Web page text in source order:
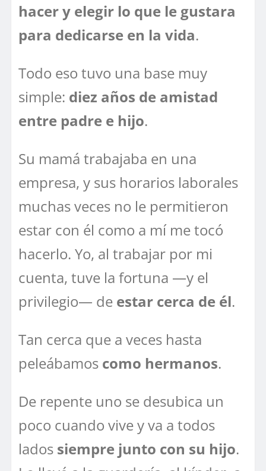
hacer y elegir lo que le gustara
para dedicarse en la vida.
Todo eso tuvo una base muy
simple: diez años de amistad
entre padre e hijo.
Su mamá trabajaba en una
empresa, y sus horarios laborales
muchas veces no le permitieron
estar con él como a mí me tocó
hacerlo. Yo, al trabajar por mi
cuenta, tuve la fortuna —y el
privilegio— de estar cerca de él.
Tan cerca que a veces hasta
peleábamos como hermanos.
De repente uno se desubica un
poco cuando vive y va a todos
lados siempre junto con su hijo.